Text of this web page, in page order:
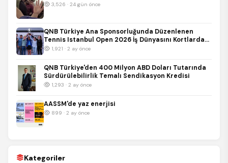
3,526 · 24 gün önce
QNB Türkiye Ana Sponsorluğunda Düzenlenen
Tennis Istanbul Open 2026 İş Dünyasını Kortlarda
Buluşturdu
1,921 · 2 ay önce
QNB Türkiye'den 400 Milyon ABD Doları Tutarında
Sürdürülebilirlik Temalı Sendikasyon Kredisi
1,293 · 2 ay önce
AASSM'de yaz enerjisi
899 · 2 ay önce
Kategoriler